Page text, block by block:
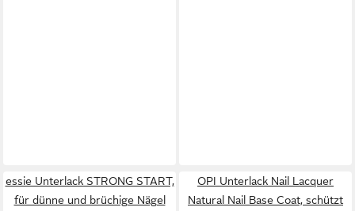
essie Unterlack STRONG START,
für dünne und brüchige Nägel
OPI Unterlack Nail Lacquer
Natural Nail Base Coat, schützt